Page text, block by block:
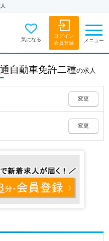
気になる
ログイン
会員登録
メニュー
自動車免許二種の求人
変更
変更